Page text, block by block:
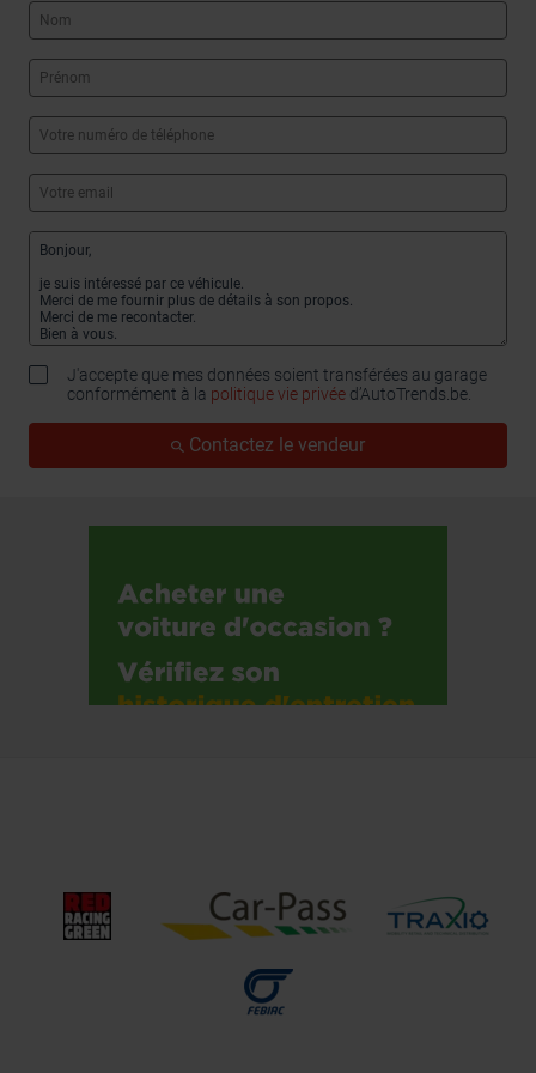
J'accepte que mes données soient transférées au garage
conformément à la politique vie privée d’AutoTrends.be.
Contactez le vendeur